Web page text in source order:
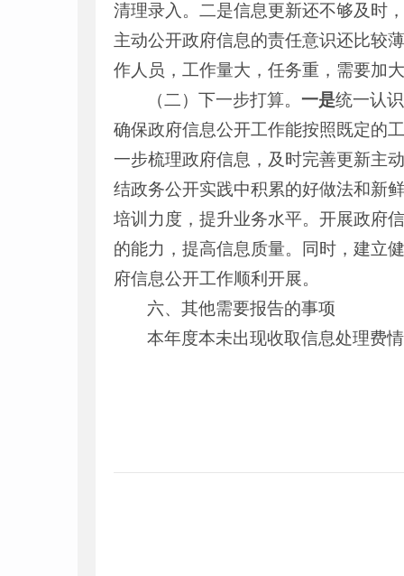
清理录入。二是信息更新还不够及时
主动公开政府信息的责任意识还比较
作人员，工作量大，任务重，需要加
（二）下一步打算。 一是统一认
确保政府信息公开工作能按照既定的
一步梳理政府信息，及时完善更新主
结政务公开实践中积累的好做法和新
培训力度，提升业务水平。开展政府
的能力，提高信息质量。同时，建立
府信息公开工作顺利开展。
六、其他需要报告的事项
本年度本未出现收取信息处理费